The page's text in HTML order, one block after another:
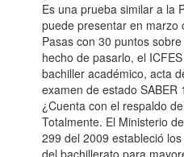
Es una prueba similar a la
puede presentar en marzo
Pasas con 30 puntos
hecho de pasarlo, el
bachiller académico, acta
examen de estado SABER
¿Cuenta con el respaldo
Totalmente. El Ministerio
299 del 2009 estableció